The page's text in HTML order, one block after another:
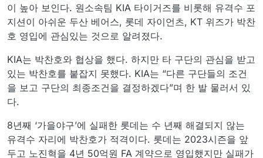
이 높아 보인다. 원소속팀 KIA 타이거즈를 비롯해 유격수 포
지션이 아쉬운 두산 베어스, 롯데 자이언츠, KT 위즈가 박찬
호 영입에 관심있는 것으로 알려졌다.
KIA는 박찬호와 협상을 했다. 하지만 타 구단의 관심을 받고
있는 박찬호를 붙잡지 못했다. KIA는 “다른 구단들의 조건
을 보고 구단의 최종조건을 결정하겠다”며 한 발 물러서 있
다.
8년째 ‘가을야구’에 실패한 롯데는 수 년째 해결되지 않는
유격수 자리에 박찬호가 적격이다. 롯데는 2023시즌을 앞
두고 노진혁을 4년 50억원 FA 계약으로 영입했지만 실패가